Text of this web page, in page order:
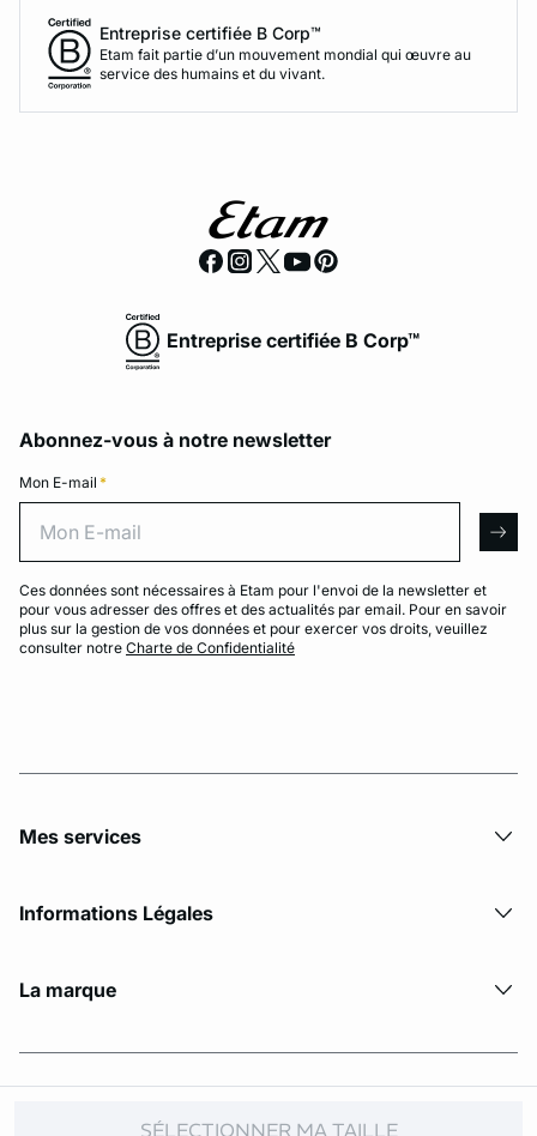
SÉLECTIONNER MA TAILLE
Entreprise certifiée B Corp™
Etam fait partie d’un mouvement mondial qui œuvre au
service des humains et du vivant.
Entreprise certifiée B Corp™
Abonnez-vous à notre newsletter
Mon E-mail *
Ces données sont nécessaires à Etam pour l'envoi de la newsletter et
pour vous adresser des offres et des actualités par email. Pour en savoir
plus sur la gestion de vos données et pour exercer vos droits, veuillez
consulter notre Charte de Confidentialité
Mes services
Informations Légales
La marque